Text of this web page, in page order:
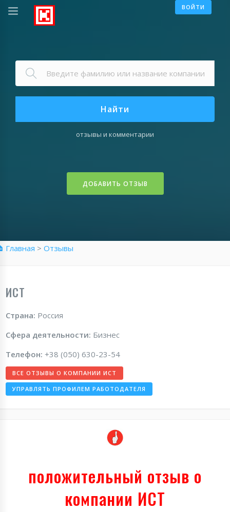
ВОЙТИ
Найти
отзывы и комментарии
ДОБАВИТЬ ОТЗЫВ
Главная > Отзывы
ИСТ
Страна: Россия
Сфера деятельности: Бизнес
Телефон: +38 (050) 630-23-54
ВСЕ ОТЗЫВЫ О КОМПАНИИ ИСТ
УПРАВЛЯТЬ ПРОФИЛЕМ РАБОТОДАТЕЛЯ
положительный отзыв о
компании ИСТ